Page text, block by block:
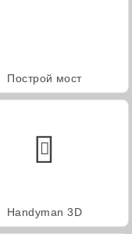
Построй мост
Handyman 3D